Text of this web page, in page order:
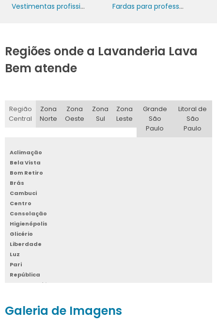
Vestimentas profissionais
Fardas para professores de educação infantil
Regiões onde a Lavanderia Lava
Bem atende
Região
Central
Zona
Norte
Zona
Oeste
Zona
Sul
Zona
Leste
Grande
São
Paulo
Litoral de
São
Paulo
Aclimação
Bela Vista
Bom Retiro
Brás
Cambuci
Centro
Consolação
Higienópolis
Glicério
Liberdade
Luz
Pari
República
Santa Cecília
Sé
Vila Buarque
Galeria de Imagens